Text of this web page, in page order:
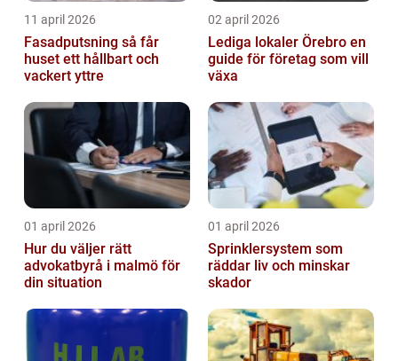
11 april 2026
Fasadputsning så får
huset ett hållbart och
vackert yttre
02 april 2026
Lediga lokaler Örebro en
guide för företag som vill
växa
01 april 2026
Hur du väljer rätt
advokatbyrå i malmö för
din situation
01 april 2026
Sprinklersystem som
räddar liv och minskar
skador